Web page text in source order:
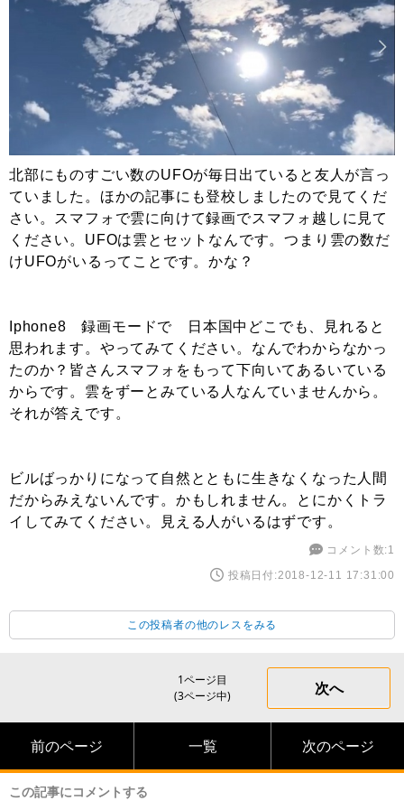
北部にものすごい数のUFOが毎日出ていると友人が言っ
ていました。ほかの記事にも登校しましたので見てくだ
さい。スマフォで雲に向けて録画でスマフォ越しに見て
ください。UFOは雲とセットなんです。つまり雲の数だ
けUFOがいるってことです。かな？
Iphone8 録画モードで 日本国中どこでも、見れると
思われます。やってみてください。なんでわからなかっ
たのか？皆さんスマフォをもって下向いてあるいている
からです。雲をずーとみている人なんていませんから。
それが答えです。
ビルばっかりになって自然とともに生きなくなった人間
だからみえないんです。かもしれません。とにかくトラ
イしてみてください。見える人がいるはずです。
コメント数:1
投稿日付:2018-12-11 17:31:00
この投稿者の他のレスをみる
1ページ目
(3ページ中)
次へ
前のページ 一覧 次のページ
この記事にコメントする